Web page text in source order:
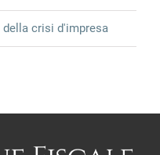
crisi d'impresa